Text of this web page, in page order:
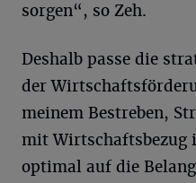
sorgen“, so Zeh.
Deshalb passe die
der
meinem Bestreben,
mit Wirtschaftsbezug
optimal auf die